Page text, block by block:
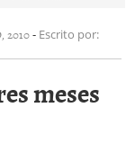
2010- Escrito por:
meses